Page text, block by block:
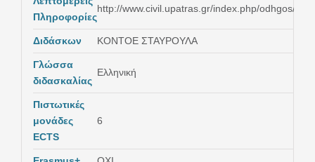
Πληροφορίες
http://www.civil.upatras.gr/index.php/odhgos/
Διδάσκων ΚΟΝΤΟΕ ΣΤΑΥΡΟΥΛΑ
Γλώσσα
διδασκαλίας
Ελληνική
Πιστωτικές
μονάδες
ECTS
6